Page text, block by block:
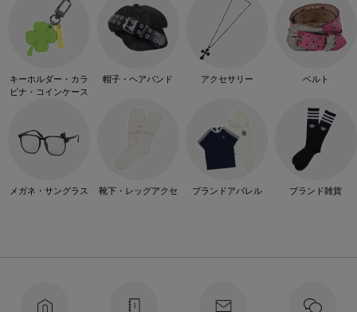
キーホルダー・カラ
ビナ・コインケース
帽子・ヘアバンド アクセサリー ベルト
メガネ・サングラス 靴下・レッグアクセ ブランドアパレル ブランド雑貨